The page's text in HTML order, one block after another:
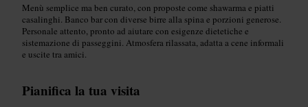
Menù semplice ma ben curato, con proposte come shawarma e piatti
casalinghi. Banco bar con diverse birre alla spina e porzioni generose.
Personale attento, pronto ad aiutare con esigenze dietetiche e
sistemazione di passeggini. Atmosfera rilassata, adatta a cene informali
e uscite tra amici.
Pianifica la tua visita